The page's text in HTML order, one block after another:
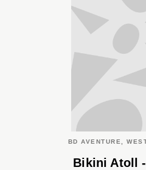
BD AVENTURE,
Bikini Atoll